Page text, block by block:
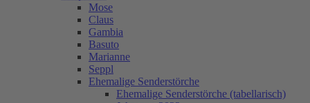
Mose
Claus
Gambia
Basuto
Marianne
Seppl
Ehemalige Senderstörche
Ehemalige Senderstörche (tabellarisch)